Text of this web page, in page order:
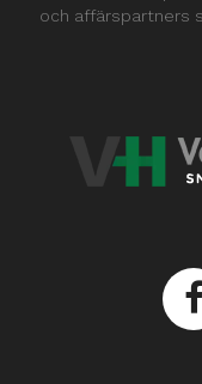
och affärspartners